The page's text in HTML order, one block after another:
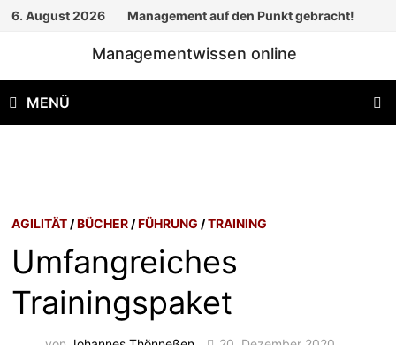
Zum
6. August 2026 Management auf den Punkt gebracht!
Managementwissen online
MENÜ
AGILITÄT /BÜCHER /FÜHRUNG /TRAINING
Umfangreiches
Trainingspaket